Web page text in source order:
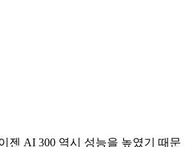
젠 AI 300 역시 성능을 높였기 때문